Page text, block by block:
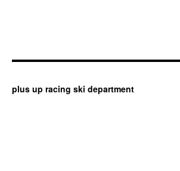
plus up racing ski department